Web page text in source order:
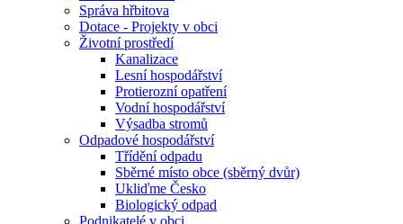
Správa hřbitova
Dotace - Projekty v obci
Životní prostředí
Kanalizace
Lesní hospodářství
Protierozní opatření
Vodní hospodářství
Výsadba stromů
Odpadové hospodářství
Třídění odpadu
Sběrné místo obce (sběrný dvůr)
Ukliďme Česko
Biologický odpad
Podnikatelé v obci